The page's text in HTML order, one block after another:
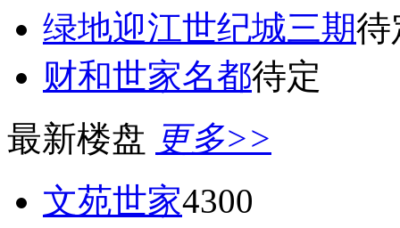
绿地迎江世纪城三期待
财和世家名都待定
最新楼盘 更多>>
文苑世家4300